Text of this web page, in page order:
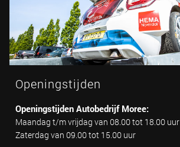
Openingstijden
Openingstijden Autobedrijf Moree:
Maandag t/m vrijdag van 08.00 tot 18.00 uur
Zaterdag van 09.00 tot 15.00 uur